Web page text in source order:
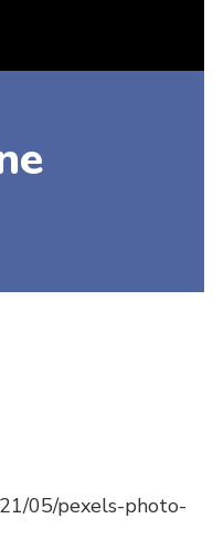
05/pexels-photo-